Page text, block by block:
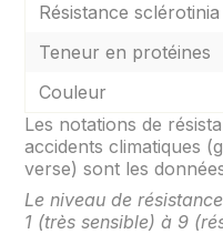
Résistance sclérotinia
Teneur en protéines
Couleur
Les notations de
accidents climatiques
verse) sont les
Le niveau de
1 (très sensible) à 9